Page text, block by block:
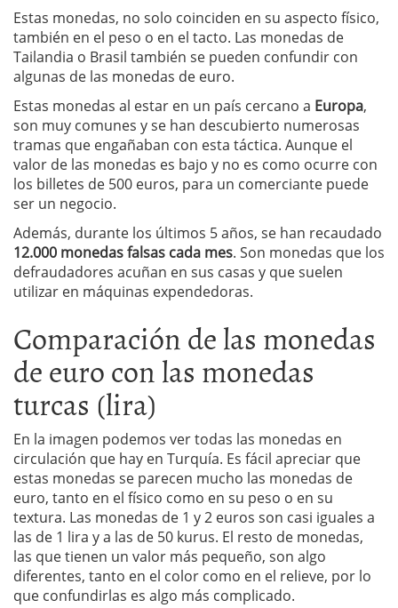
Estas monedas, no solo coinciden en su aspecto físico,
también en el peso o en el tacto. Las monedas de
Tailandia o Brasil también se pueden confundir con
algunas de las monedas de euro.
Estas monedas al estar en un país cercano a Europa,
son muy comunes y se han descubierto numerosas
tramas que engañaban con esta táctica. Aunque el
valor de las monedas es bajo y no es como ocurre con
los billetes de 500 euros, para un comerciante puede
ser un negocio.
Además, durante los últimos 5 años, se han recaudado
12.000 monedas falsas cada mes. Son monedas que los
defraudadores acuñan en sus casas y que suelen
utilizar en máquinas expendedoras.
Comparación de las monedas
de euro con las monedas
turcas (lira)
En la imagen podemos ver todas las monedas en
circulación que hay en Turquía. Es fácil apreciar que
estas monedas se parecen mucho las monedas de
euro, tanto en el físico como en su peso o en su
textura. Las monedas de 1 y 2 euros son casi iguales a
las de 1 lira y a las de 50 kurus. El resto de monedas,
las que tienen un valor más pequeño, son algo
diferentes, tanto en el color como en el relieve, por lo
que confundirlas es algo más complicado.